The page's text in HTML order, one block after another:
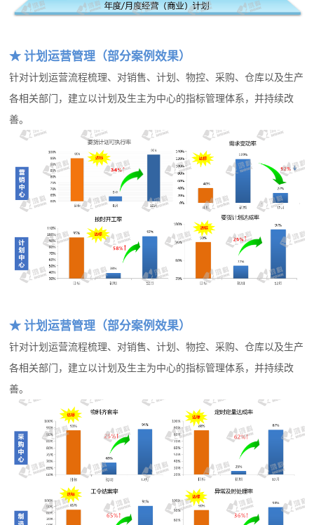
★ 计划运营管理（部分案例效果）
针对计划运营流程梳理、对销售、计划、物控、采购、仓库以及生产
各相关部门，建立以计划及生主为中心的指标管理体系，并持续改
善。
★ 计划运营管理（部分案例效果）
针对计划运营流程梳理、对销售、计划、物控、采购、仓库以及生产
各相关部门，建立以计划及生主为中心的指标管理体系，并持续改
善。